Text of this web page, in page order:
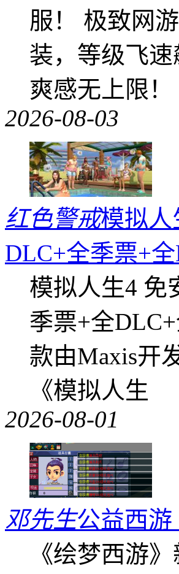
服！ 极致网
装，等级飞
爽感无上限！
2026-08-03
红色警戒模拟人
DLC+全季票+
模拟人生4 免
季票+全
款由Maxis开
《模拟人生
2026-08-01
邓先生公益西游
《绘梦西游